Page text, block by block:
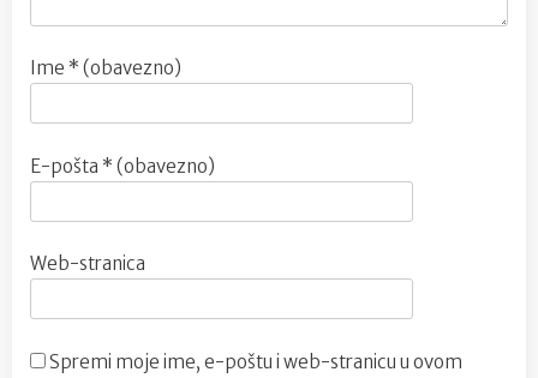
Ime * (obavezno)
E-pošta * (obavezno)
Web-stranica
Spremi moje ime, e-poštu i web-stranicu u ovom